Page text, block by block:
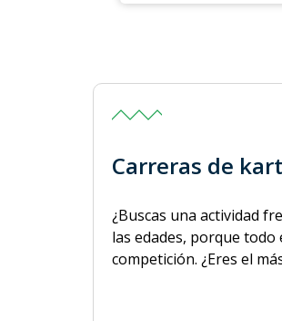
Carreras de
¿Buscas una actividad
las edades, porque
competición. ¿Eres el